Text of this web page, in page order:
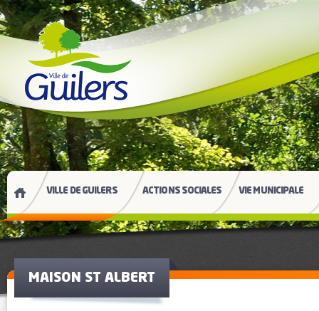
VILLE DE GUILERS ACTIONS SOCIALES VIE MUNICIPALE
MAISON ST ALBERT